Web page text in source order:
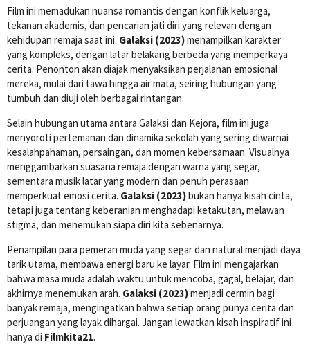
Film ini memadukan nuansa romantis dengan konflik keluarga,
tekanan akademis, dan pencarian jati diri yang relevan dengan
kehidupan remaja saat ini. Galaksi (2023)menampilkan karakter
yang kompleks, dengan latar belakang berbeda yang memperkaya
cerita. Penonton akan diajak menyaksikan perjalanan emosional
mereka, mulai dari tawa hingga air mata, seiring hubungan yang
tumbuh dan diuji oleh berbagai rintangan.
Selain hubungan utama antara Galaksi dan Kejora, film ini juga
menyoroti pertemanan dan dinamika sekolah yang sering diwarnai
kesalahpahaman, persaingan, dan momen kebersamaan. Visualnya
menggambarkan suasana remaja dengan warna yang segar,
sementara musik latar yang modern dan penuh perasaan
memperkuat emosi cerita. Galaksi (2023)bukan hanya kisah cinta,
tetapi juga tentang keberanian menghadapi ketakutan, melawan
stigma, dan menemukan siapa diri kita sebenarnya.
Penampilan para pemeran muda yang segar dan natural menjadi daya
tarik utama, membawa energi baru ke layar. Film ini mengajarkan
bahwa masa muda adalah waktu untuk mencoba, gagal, belajar, dan
akhirnya menemukan arah. Galaksi (2023)menjadi cermin bagi
banyak remaja, mengingatkan bahwa setiap orang punya cerita dan
perjuangan yang layak dihargai. Jangan lewatkan kisah inspiratif ini
hanya di Filmkita21.